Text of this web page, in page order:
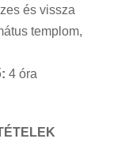
és vissza
templom,
4 óra